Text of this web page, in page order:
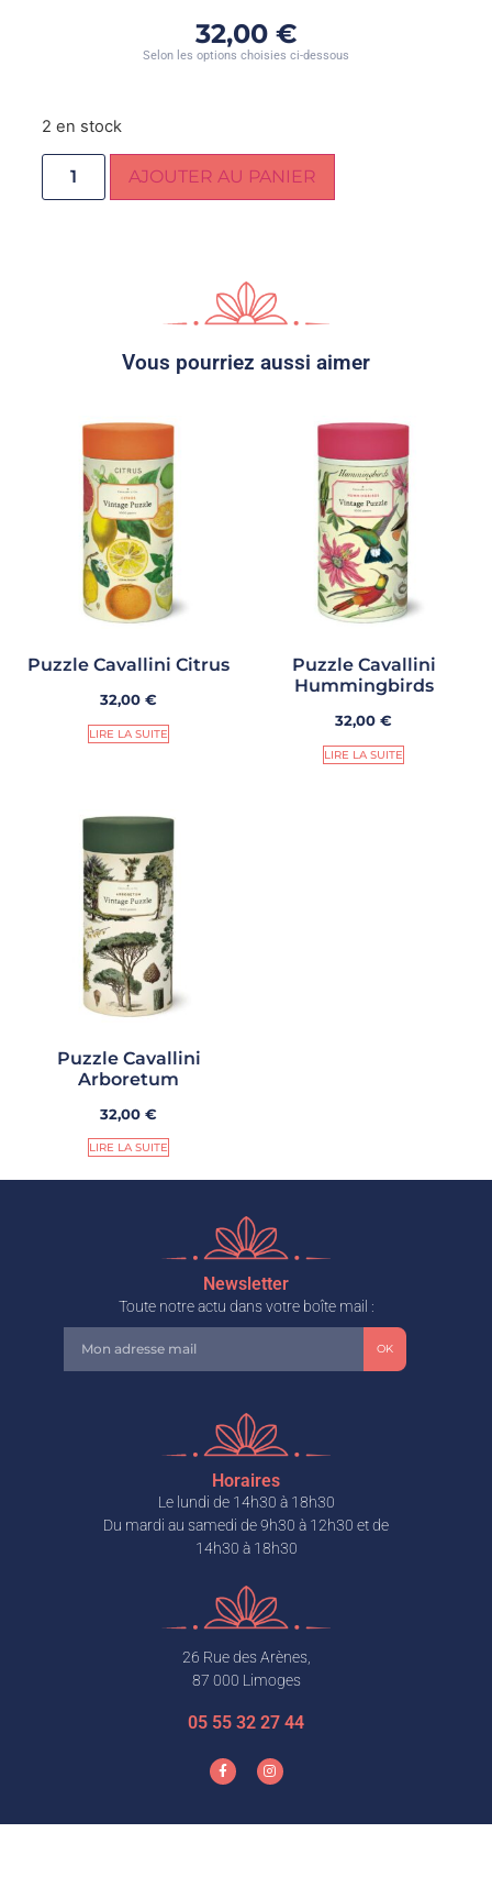
32,00 €
Selon les options choisies ci-dessous
2 en stock
AJOUTER AU PANIER
Vous pourriez aussi aimer
Puzzle Cavallini Citrus
32,00 €
LIRE LA SUITE
Puzzle Cavallini
Hummingbirds
32,00 €
LIRE LA SUITE
Puzzle Cavallini
Arboretum
32,00 €
LIRE LA SUITE
Newsletter
Toute notre actu dans votre boîte mail :
OK
Horaires
Le lundi de 14h30 à 18h30
Du mardi au samedi de 9h30 à 12h30 et de
14h30 à 18h30
26 Rue des Arènes,
87 000 Limoges
05 55 32 27 44